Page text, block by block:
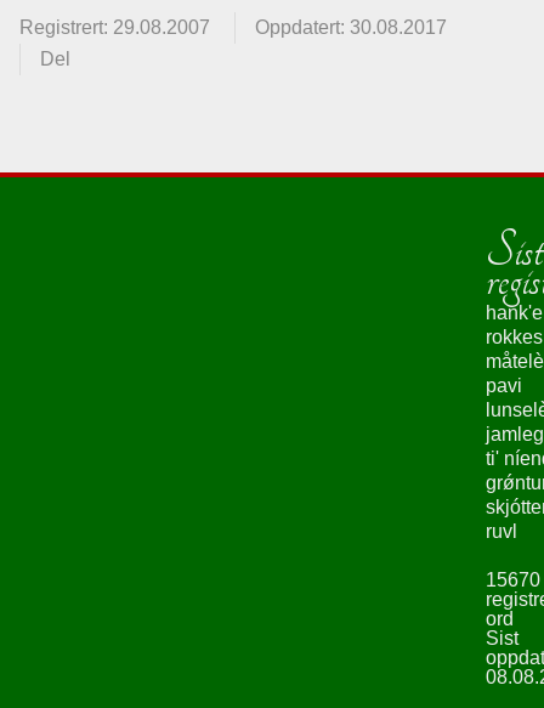
Registrert: 29.08.2007
Oppdatert: 30.08.2017
Del
hank'e
pavi
ti'
ruvl
15670
ord
Sist